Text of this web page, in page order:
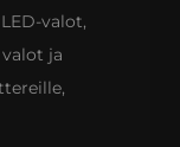
valot,
ja